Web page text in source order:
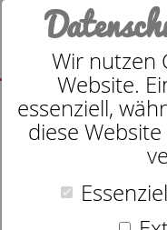
Wir nutzen
Website.
essenziell,
diese